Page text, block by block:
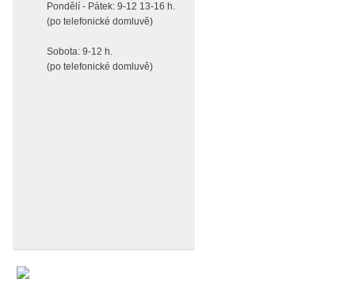
Pondělí - Pátek: 9-12 13-16 h.
(po telefonické domluvě)
Sobota: 9-12 h.
(po telefonické domluvě)